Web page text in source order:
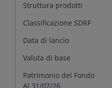
Struttura prodotti
Classificazione SDRF
Data di lancio
Valuta di base
Patrimonio del Fondo
Al 31/07/26